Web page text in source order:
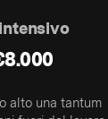
alto una tantum